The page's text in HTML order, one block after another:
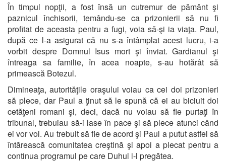
În timpul nopţii, a fost însă un cutremur de pământ şi
paznicul închisorii, temându-se ca prizonierii să nu fi
profitat de aceasta pentru a fugi, voia să-şi ia viaţa. Paul,
după ce l-a asigurat că nu s-a întâmplat acest lucru, i-a
vorbit despre Domnul Isus mort şi înviat. Gardianul şi
întreaga sa familie, în acea noapte, s-au hotărât să
primească Botezul.
Dimineaţa, autorităţile oraşului voiau ca cei doi prizonieri
să plece, dar Paul a ţinut să le spună că ei au biciuit doi
cetăţeni romani şi, deci, dacă nu voiau să fie purtaţi în
tribunal, trebuiau să-i lase în pace şi să plece atunci când
ei vor voi. Au trebuit să fie de acord şi Paul a putut astfel să
întărească comunitatea creştină şi apoi a plecat pentru a
continua programul pe care Duhul i-l pregătea.